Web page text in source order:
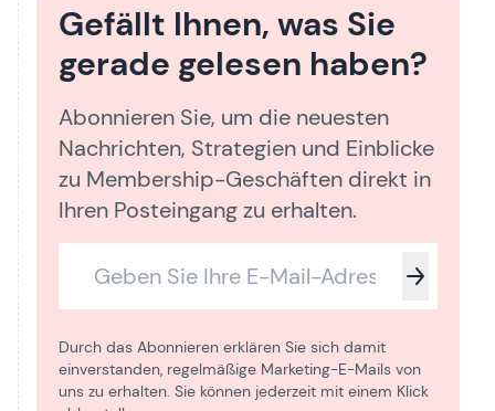
Gefällt Ihnen, was Sie
gerade gelesen haben?
Abonnieren Sie, um die neuesten
Nachrichten, Strategien und Einblicke
zu Membership-Geschäften direkt in
Ihren Posteingang zu erhalten.
Durch das Abonnieren erklären Sie sich damit
einverstanden, regelmäßige Marketing-E-Mails von
uns zu erhalten. Sie können jederzeit mit einem Klick